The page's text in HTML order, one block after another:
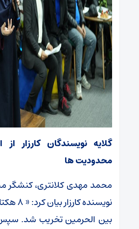
گلایه نویسندگان کارزار از
محدودیت ها
محمد مهدی کلانتری، کنشگر
نویسنده
بین الحرمین تخریب شد.